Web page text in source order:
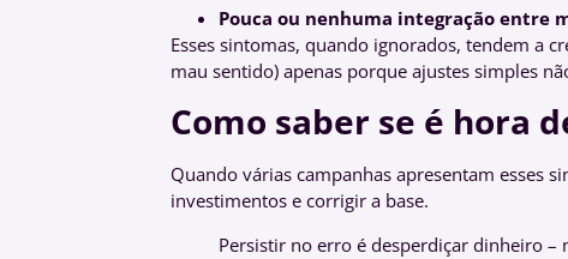
Pouca ou nenhuma integração entre
Esses sintomas, quando ignorados, tendem a
mau sentido) apenas porque ajustes simples
Como saber se é hora
Quando várias campanhas apresentam esses
investimentos e corrigir a base.
Persistir no erro é desperdiçar dinheiro –